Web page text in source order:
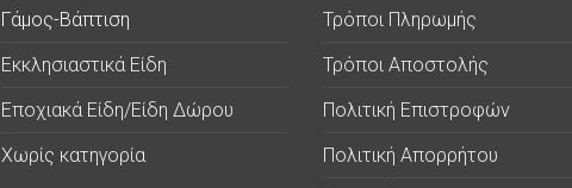
Γάμος-Βάπτιση
Εκκλησιαστικά Είδη
Εποχιακά Είδη/Είδη Δώρου
Χωρίς κατηγορία
Τρόποι Πληρωμής
Τρόποι Αποστολής
Πολιτική Επιστροφών
Πολιτική Απορρήτου